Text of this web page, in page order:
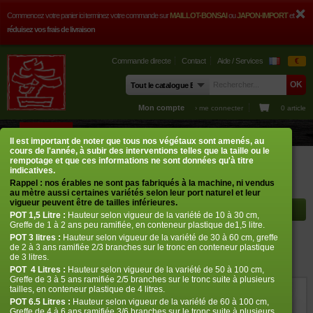
Commencez votre panier ici terminez votre commande surMAILLOT-BONSAIouJAPON-IMPORTet
réduisez vos frais de livraison
Commande directe Contact Aide / Services €
Mon compte › me connecter 0 article
Boutique Erables japonais Baby ghost
Rayon à afficher
Baby ghost
ref. : 10353
Il est important de noter que tous nos végétaux sont amenés, au
cours de l'année, à subir des interventions telles que la taille ou le
rempotage et que ces informations ne sont données qu'à titre
indicatives.
Rappel : nos érables ne sont pas fabriqués à la machine, ni vendus
au mètre aussi certaines variétés selon leur port naturel et leur
vigueur peuvent être de tailles inférieures.
POT1,5 Litre : Hauteur selon vigueur de la variété de 10 à 30 cm,
Greffe de 1 à 2 ans peu ramifiée, en conteneur plastique de1,5 litre.
POT3 litres : Hauteur selon vigueur de la variété de 30 à 60 cm, greffe
de 2 à 3 ans ramifiée 2/3 branches sur le tronc en conteneur plastique
de 3 litres.
POT 4 Litres : Hauteur selon vigueur de la variété de 50 à 100 cm,
Greffe de 3 à 5 ans ramifiée 2/5 branches sur le tronc suite à plusieurs
tailles, en conteneur plastique de 4 litres.
POT 6.5 Litres : Hauteur selon vigueur de la variété de 60 à 100 cm,